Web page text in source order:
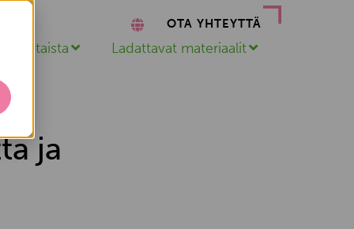
OTA YHTEYTTÄ
Ladattavat materiaalit
ja